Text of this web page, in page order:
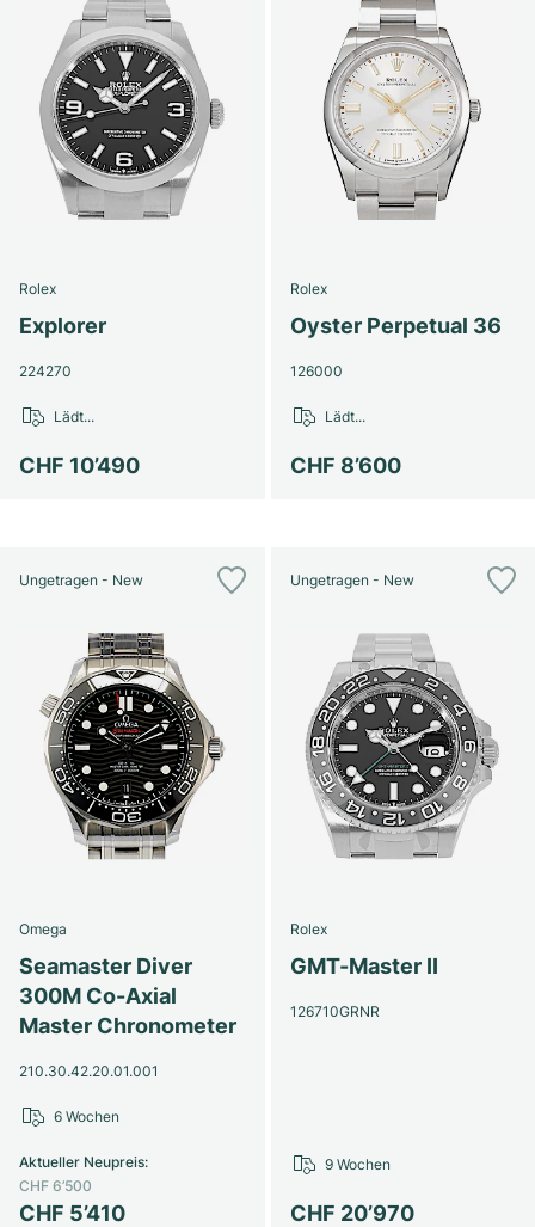
Rolex
Explorer
224270
CHF 10’490
Lädt...
Rolex
Oyster Perpetual 36
126000
CHF 8’600
Lädt...
Ungetragen - New
Omega
Seamaster Diver
300M Co-Axial
Master Chronometer
210.30.42.20.01.001
CHF 5’410
Aktueller Neupreis:
CHF 6’500
6 Wochen
Ungetragen - New
Rolex
GMT-Master II
126710GRNR
CHF 20’970
9 Wochen